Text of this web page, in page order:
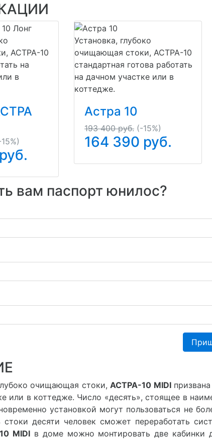
АСТРА-10
на
в
руб.
Установка, глубоко
очищающая стоки, АСТРА-10
стандартная готова работать
на дачном участке или в
коттедже.
Астра 10
193 400 руб. (-15%)
164 390 руб.
вам паспорт юнилос?
очищающая стоки, АСТРА-10 MIDIпризвана
или в коттедже. Число «десять», стоящее в
установкой могут пользоваться не
стоки десяти человек сможет переработать
MIDIв доме можно монтировать две кабинки